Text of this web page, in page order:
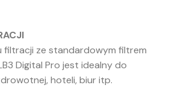
filtracji ze standardowym filtrem
Digital Pro jest idealny do
hoteli, biur itp.